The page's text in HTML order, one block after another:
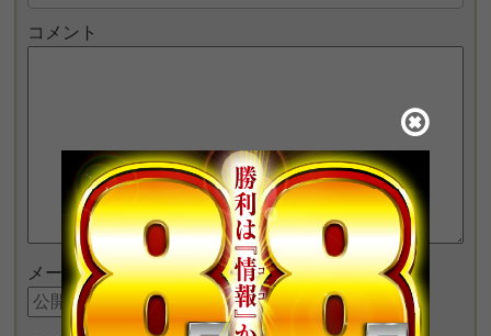
コメント
メールアドレス